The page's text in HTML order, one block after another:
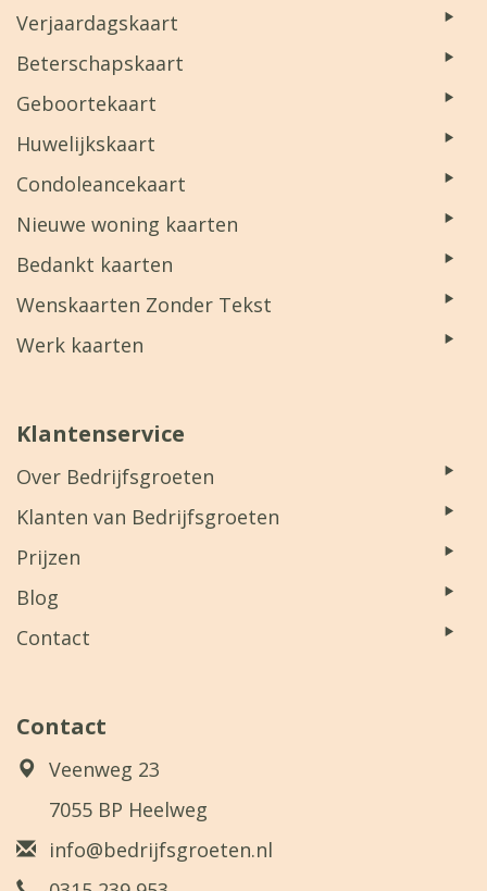
Verjaardagskaart
Beterschapskaart
Geboortekaart
Huwelijkskaart
Condoleancekaart
Nieuwe woning kaarten
Bedankt kaarten
Wenskaarten Zonder Tekst
Werk kaarten
Klantenservice
Over Bedrijfsgroeten
Klanten van Bedrijfsgroeten
Prijzen
Blog
Contact
Contact
Veenweg 23
7055 BP Heelweg
info@bedrijfsgroeten.nl